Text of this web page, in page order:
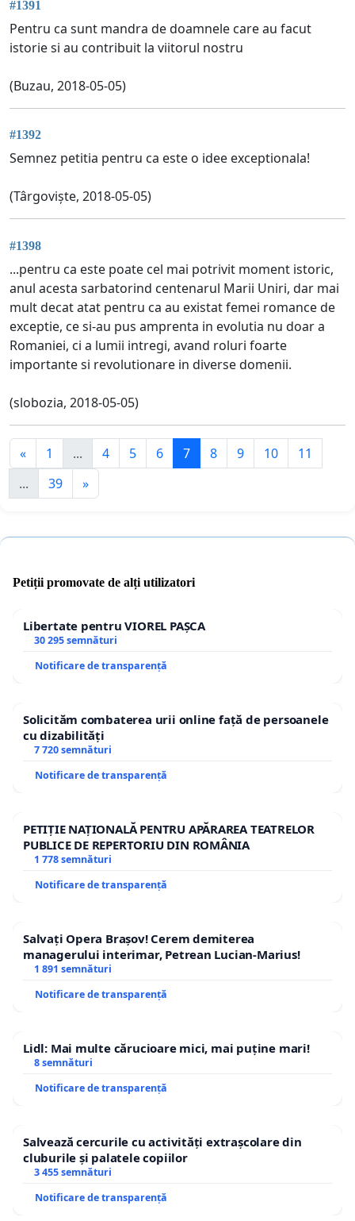
#1391
Pentru ca sunt mandra de doamnele care au facut
istorie si au contribuit la viitorul nostru
(Buzau, 2018-05-05)
#1392
Semnez petitia pentru ca este o idee exceptionala!
(Târgoviște, 2018-05-05)
#1398
...pentru ca este poate cel mai potrivit moment istoric,
anul acesta sarbatorind centenarul Marii Uniri, dar mai
mult decat atat pentru ca au existat femei romance de
exceptie, ce si-au pus amprenta in evolutia nu doar a
Romaniei, ci a lumii intregi, avand roluri foarte
importante si revolutionare in diverse domenii.
(slobozia, 2018-05-05)
« 1 ... 4 5 6 7 8 9 10
11
...
39 »
Petiții promovate de alți utilizatori
Libertate pentru VIOREL PAȘCA
30 295 semnături
Notificare de transparență
Solicităm combaterea urii online față de persoanele
cu dizabilități
7 720 semnături
Notificare de transparență
PETIȚIE NAȚIONALĂ PENTRU APĂRAREA TEATRELOR
PUBLICE DE REPERTORIU DIN ROMÂNIA
1 778 semnături
Notificare de transparență
Salvați Opera Brașov! Cerem demiterea
managerului interimar, Petrean Lucian-Marius!
1 891 semnături
Notificare de transparență
Lidl: Mai multe cărucioare mici, mai puține mari!
8 semnături
Notificare de transparență
Salvează cercurile cu activități extrașcolare din
cluburile și palatele copiilor
3 455 semnături
Notificare de transparență